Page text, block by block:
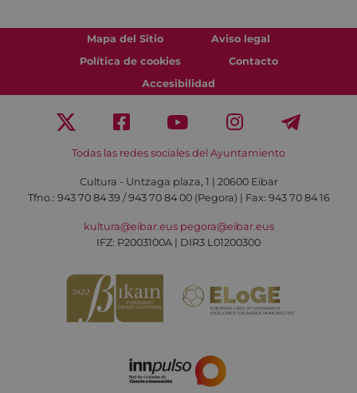
Mapa del Sitio
Aviso legal
Política de cookies
Contacto
Accesibilidad
Todas las redes sociales del Ayuntamiento
Cultura - Untzaga plaza, 1 | 20600 Eibar
Tfno.: 943 70 84 39 / 943 70 84 00 (Pegora) | Fax: 943 70 84 16
kultura@eibar.eus pegora@eibar.eus
IFZ: P2003100A | DIR3 L01200300